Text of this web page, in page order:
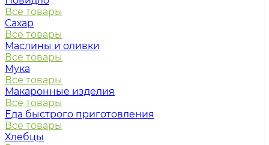
Все товары
Сахар
Все товары
Маслины и оливки
Все товары
Мука
Все товары
Макаронные изделия
Все товары
Еда быстрого приготовления
Все товары
Хлебцы